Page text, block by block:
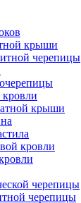
крыши
черепицы
крыши
кровли
черепицы
черепицы